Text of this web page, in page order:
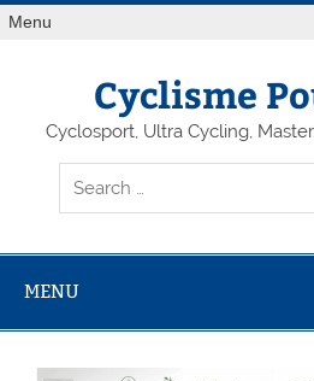
Menu
Cyclisme
Cyclosport, Ultra Cycling,
MENU